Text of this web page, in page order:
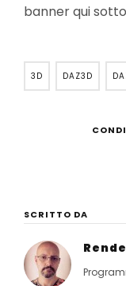
banner qui
3D DAZ3D
SCRITTO DA